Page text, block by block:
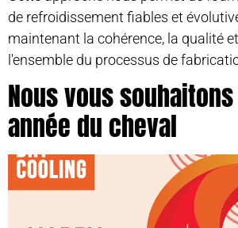
de refroidissement fiables et
maintenant la cohérence, la qualité
l'ensemble du processus de
Nous vous
année du cheval